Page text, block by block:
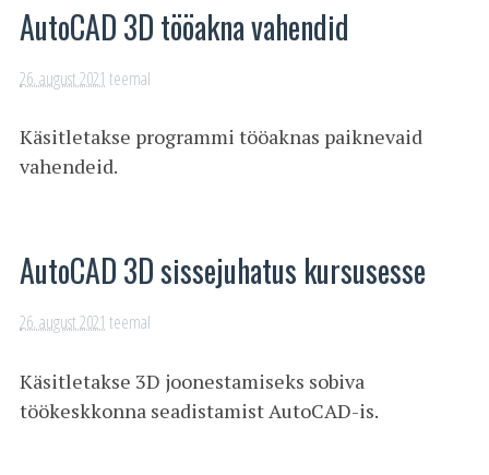
AutoCAD 3D tööakna vahendid
26. august 2021 teemal
Käsitletakse programmi tööaknas paiknevaid
vahendeid.
AutoCAD 3D sissejuhatus kursusesse
26. august 2021 teemal
Käsitletakse 3D joonestamiseks sobiva
töökeskkonna seadistamist AutoCAD-is.